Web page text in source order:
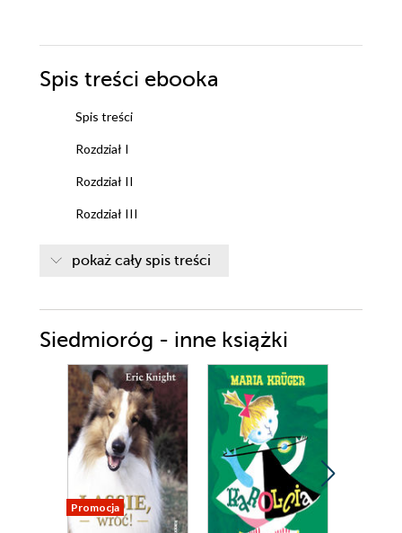
Spis treści ebooka
Spis treści
Rozdział I
Rozdział II
Rozdział III
Rozdział VI
Rozdział VII
Rozdział VIII
Rozdział IX
Rozdział X
Rozdział XI
Rozdział XII
pokaż cały spis treści
Siedmioróg - inne książki
Promocja